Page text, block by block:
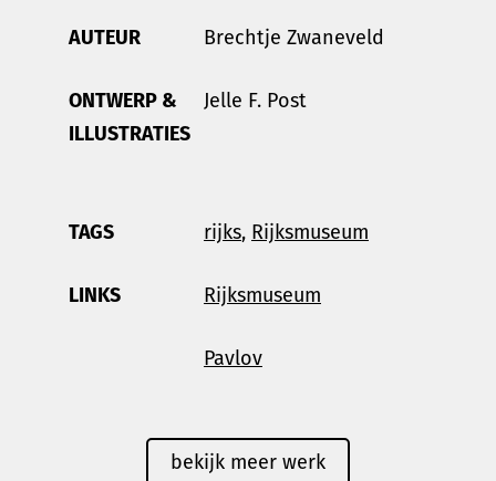
AUTEUR Brechtje Zwaneveld
ONTWERP &
ILLUSTRATIES
Jelle F. Post
TAGS rijks, Rijksmuseum
LINKS Rijksmuseum
Pavlov
bekijk meer werk